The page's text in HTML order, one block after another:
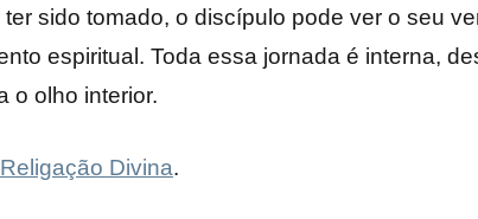
sido tomado, o discípulo pode ver o seu
espiritual. Toda essa jornada é interna,
o olho interior.
Divina.